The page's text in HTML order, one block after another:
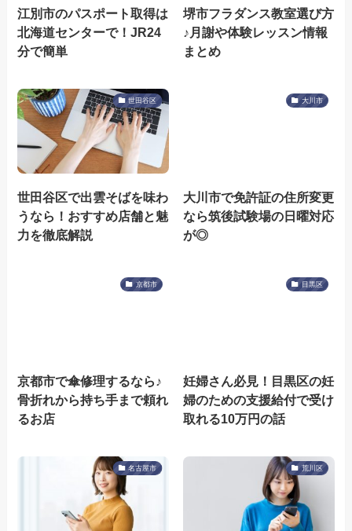
江別市のパスポート取得は
北海道センターで！JR24
分で簡単
堺市フラダンス教室選び方
♪月謝や体験レッスン情報
まとめ
世田谷区
世田谷区で出雲そばを味わ
うなら！おすすめ店舗と魅
力を徹底解説
大川市
大川市で免許証の住所変更
なら筑後試験場の日曜対応
が◎
京都市
京都市で傘修理するなら♪
骨折れから持ち手まで頼れ
るお店
目黒区
妊婦さん必見！目黒区の妊
婦のための支援給付で受け
取れる10万円の話
名古屋市 荒川区